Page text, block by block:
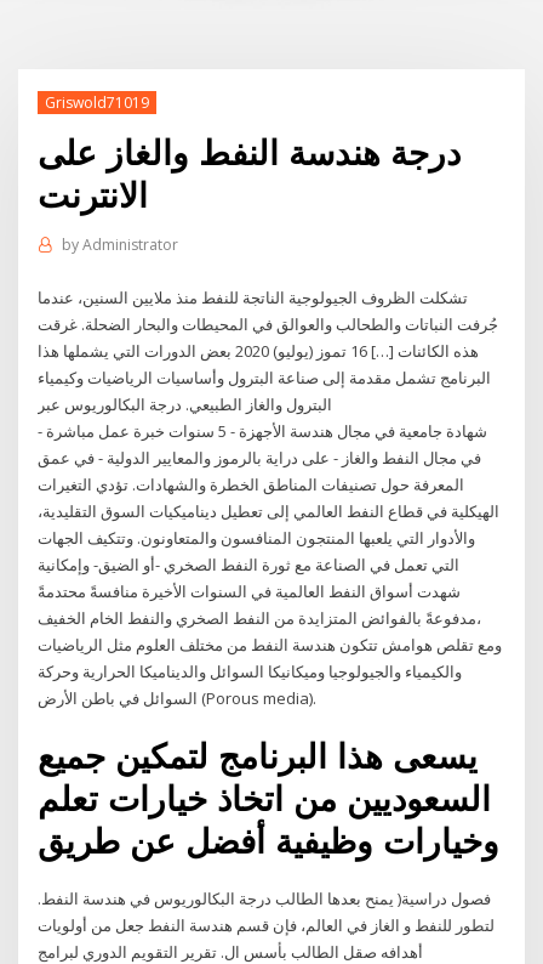
Griswold71019
درجة هندسة النفط والغاز على
الانترنت
byAdministrator
تشكلت الظروف الجيولوجية الناتجة للنفط منذ ملايين السنين، عندما
جُرفت النباتات والطحالب والعوالق في المحيطات والبحار الضحلة. غرقت
هذه الكائنات […] 16 تموز (يوليو) 2020 بعض الدورات التي يشملها هذا
البرنامج تشمل مقدمة إلى صناعة البترول وأساسيات الرياضيات وكيمياء
- شهادة جامعية في مجال هندسة الأجهزة - 5 سنوات خبرة عمل مباشرة
في مجال النفط والغاز - على دراية بالرموز والمعايير الدولية - في عمق
المعرفة حول تصنيفات المناطق الخطرة والشهادات. تؤدي التغيرات
الهيكلية في قطاع النفط العالمي إلى تعطيل ديناميكيات السوق التقليدية،
والأدوار التي يلعبها المنتجون المنافسون والمتعاونون. وتتكيف الجهات
التي تعمل في الصناعة مع ثورة النفط الصخري -أو الضيق- وإمكانية
‬مدفوعةً‭ ‬بالفوائض‭ ‬المتزايدة‭ ‬من‭ ‬النفط‭ ‬الصخري‭ ‬والنفط‭ ‬الخام‭ ‬الخفيف،‭
‬ومع‭ ‬تقلص‭ ‬هوامش تتكون هندسة النفط من مختلف العلوم مثل الرياضيات
والكيمياء والجيولوجيا وميكانيكا السوائل والديناميكا الحرارية وحركة
السوائل في باطن الأرض (Porous media).
يسعى هذا البرنامج لتمكين جميع
السعوديين من اتخاذ خيارات تعلم
وخيارات وظيفية أفضل عن طريق
فصول دراسية( يمنح بعدها الطالب درجة البكالوريوس في هندسة النفط.
لتطور للنفط و الغاز في العالم، فإن قسم هندسة النفط جعل من أولويات
أهدافه صقل الطالب بأسس ال. تقرير التقويم الدوري لبرامج